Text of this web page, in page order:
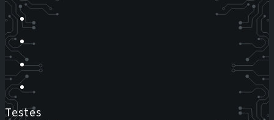
Testes